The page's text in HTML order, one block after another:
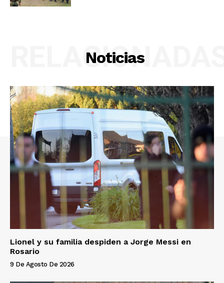
Noticias
Lionel y su familia despiden a Jorge Messi en
Rosario
9 De Agosto De 2026